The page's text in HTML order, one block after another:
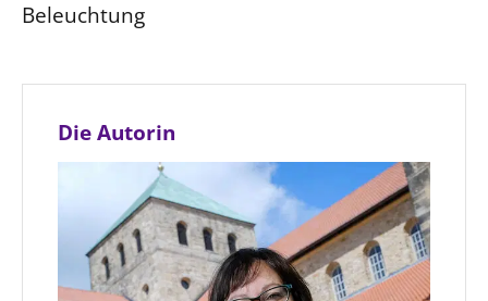
Die Autorin
Beleuchtung
MITARBEIT
Freie Stellen
BIBLIOTHEK & ARCHIV
SERVICE
Älterwerden im Pfarrberuf